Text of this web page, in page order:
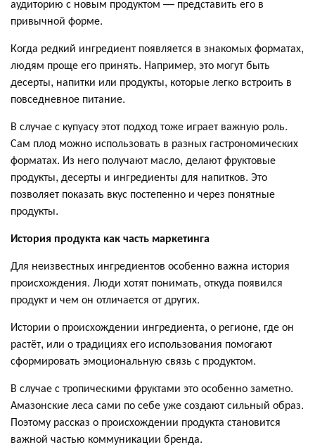
привычной форме.
Когда редкий ингредиент появляется в знакомых форматах,
людям проще его принять. Например, это могут быть
десерты, напитки или продукты, которые легко встроить в
повседневное питание.
В случае с купуасу этот подход тоже играет важную роль.
Сам плод можно использовать в разных гастрономических
форматах. Из него получают масло, делают фруктовые
продукты, десерты и ингредиенты для напитков. Это
позволяет показать вкус постепенно и через понятные
продукты.
История продукта как часть маркетинга
Для неизвестных ингредиентов особенно важна история
происхождения. Люди хотят понимать, откуда появился
продукт и чем он отличается от других.
Истории о происхождении ингредиента, о регионе, где он
растёт, или о традициях его использования помогают
сформировать эмоциональную связь с продуктом.
В случае с тропическими фруктами это особенно заметно.
Амазонские леса сами по себе уже создают сильный образ.
Поэтому рассказ о происхождении продукта становится
важной частью коммуникации бренда.